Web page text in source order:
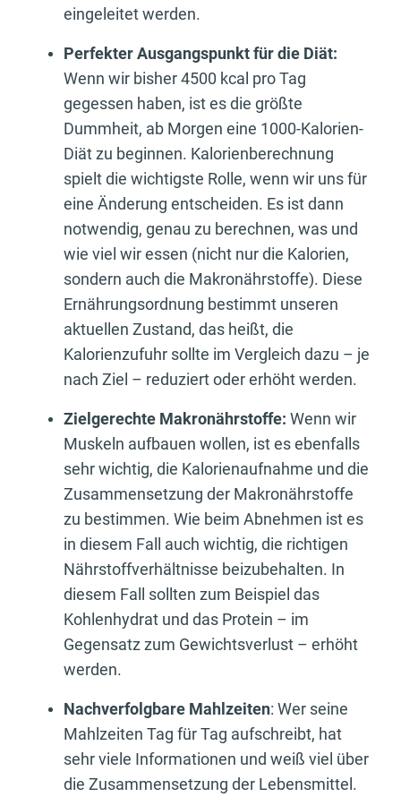
eingeleitet werden.
Perfekter Ausgangspunkt für die Diät:
Wenn wir bisher 4500 kcal pro Tag
gegessen haben, ist es die größte
Dummheit, ab Morgen eine 1000-Kalorien-
Diät zu beginnen. Kalorienberechnung
spielt die wichtigste Rolle, wenn wir uns für
eine Änderung entscheiden. Es ist dann
notwendig, genau zu berechnen, was und
wie viel wir essen (nicht nur die Kalorien,
sondern auch die Makronährstoffe). Diese
Ernährungsordnung bestimmt unseren
aktuellen Zustand, das heißt, die
Kalorienzufuhr sollte im Vergleich dazu – je
nach Ziel – reduziert oder erhöht werden.
Zielgerechte Makronährstoffe: Wenn wir
Muskeln aufbauen wollen, ist es ebenfalls
sehr wichtig, die Kalorienaufnahme und die
Zusammensetzung der Makronährstoffe
zu bestimmen. Wie beim Abnehmen ist es
in diesem Fall auch wichtig, die richtigen
Nährstoffverhältnisse beizubehalten. In
diesem Fall sollten zum Beispiel das
Kohlenhydrat und das Protein – im
Gegensatz zum Gewichtsverlust – erhöht
werden.
Nachverfolgbare Mahlzeiten: Wer seine
Mahlzeiten Tag für Tag aufschreibt, hat
sehr viele Informationen und weiß viel über
die Zusammensetzung der Lebensmittel.